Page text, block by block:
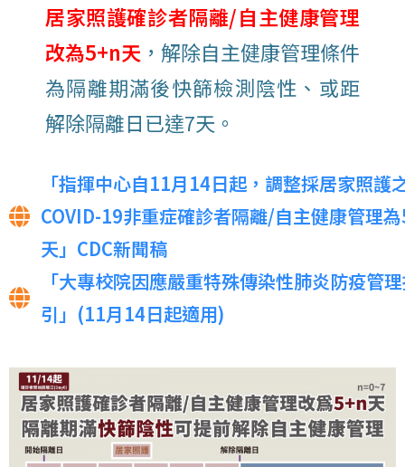
居家照護確診者隔離/自主健康管理
改為5+n天 ，解除自主健康管理條件
為隔離期滿後快篩檢測陰性、或距
解除隔離日已達7天。
「指揮中心自11月14日起，調整採居家照護
COVID-19非重症確診者隔離/自主健康管理
天」CDC新聞稿
「大專校院因應嚴重特殊傳染性肺炎防疫管
引」(11月14日起適用)